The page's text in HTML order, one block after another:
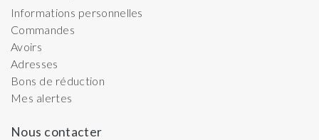
Informations personnelles
Commandes
Avoirs
Adresses
Bons de réduction
Mes alertes
Nous contacter